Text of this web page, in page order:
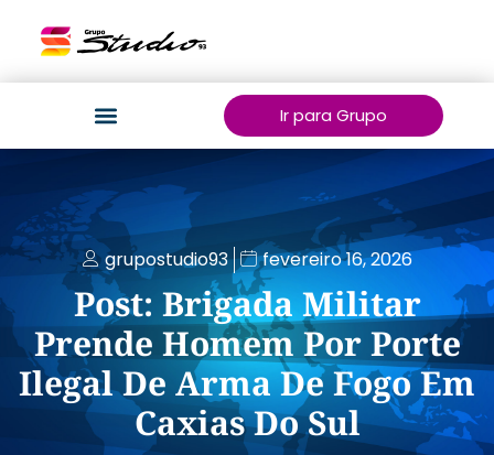
Ir para Grupo
grupostudio93 fevereiro 16, 2026
Post: Brigada Militar
Prende Homem Por Porte
Ilegal De Arma De Fogo Em
Caxias Do Sul